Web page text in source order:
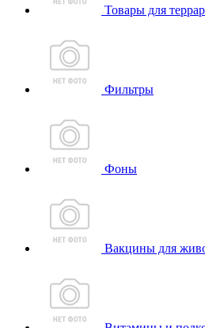
Товары для
Фильтры
Фоны
Вакцины для